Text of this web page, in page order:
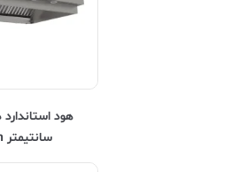
سانتیمتر Kitchentech